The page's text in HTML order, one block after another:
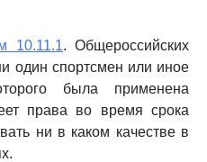
10.11.1. Общероссийских
один спортсмен или иное
была применена
права во время срока
ни в каком качестве в